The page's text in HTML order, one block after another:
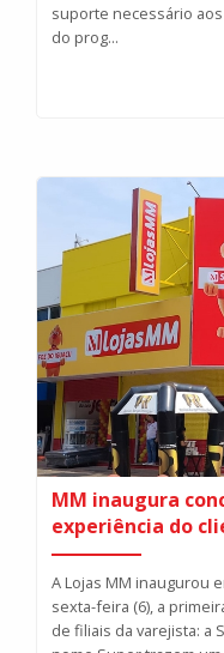
suporte necessário
do prog...
MM inaugura
experiência do
A Lojas MM inaugurou
sexta-feira (6), a
de filiais da varejista: a